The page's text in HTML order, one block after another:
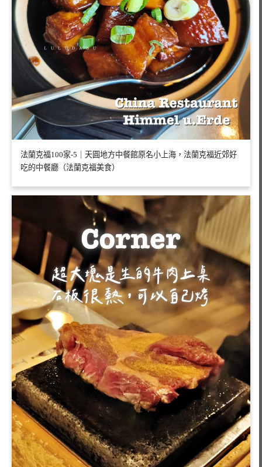
法蘭克福100家-5｜天圓地方中餐館原名小上海，法蘭克福近郊好
吃的中餐廳（法蘭克福美食）